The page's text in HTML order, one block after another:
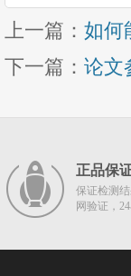
上一篇： 如何
下一篇： 论文
正品保
保证检测
网验证，